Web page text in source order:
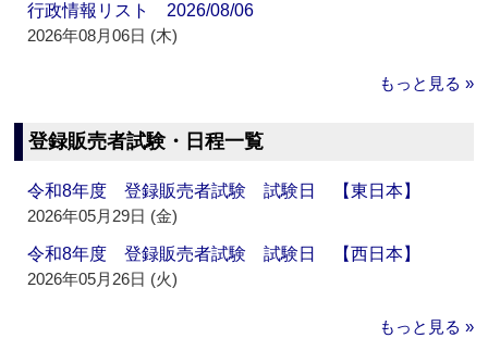
行政情報リスト 2026/08/06
2026年08月06日 (木)
もっと見る »
登録販売者試験・日程一覧
令和8年度 登録販売者試験 試験日 【東日本】
2026年05月29日 (金)
令和8年度 登録販売者試験 試験日 【西日本】
2026年05月26日 (火)
もっと見る »